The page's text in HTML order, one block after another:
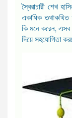
স্বৈরাচারী শেখ
একাধিক তথাকথিত
কি মনে করেন, এসব
দিয়ে